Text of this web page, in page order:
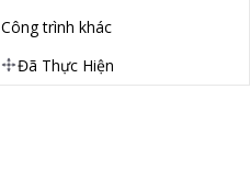
Công trình khác
Đã Thực Hiện